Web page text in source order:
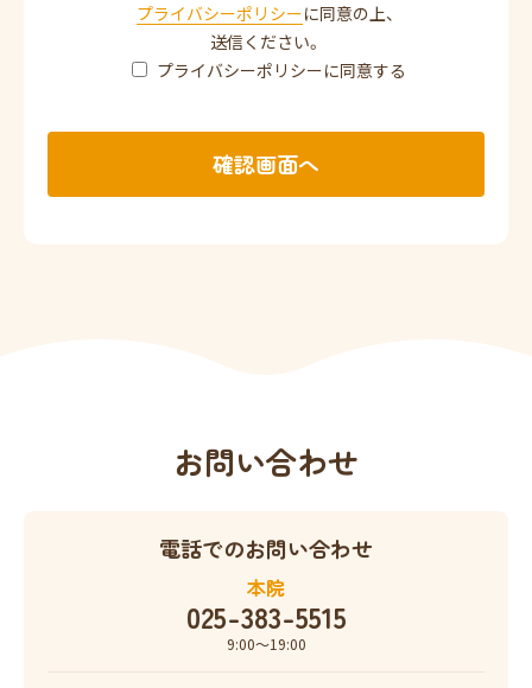
プライバシーポリシーに同意の上、
送信ください。
プライバシーポリシーに同意する
お問い合わせ
電話でのお問い合わせ
本院
025-383-5515
9:00〜19:00